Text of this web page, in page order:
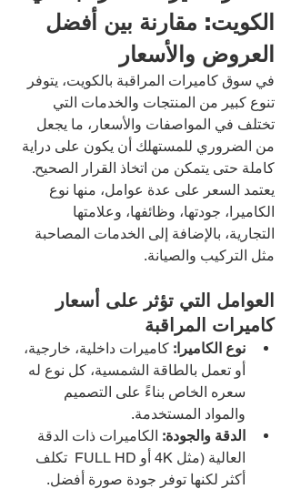
الكويت: مقارنة بين أفضل
العروض والأسعار
في سوق كاميرات المراقبة بالكويت، يتوفر
تنوع كبير من المنتجات والخدمات التي
تختلف في المواصفات والأسعار، ما يجعل
من الضروري للمستهلك أن يكون على دراية
كاملة حتى يتمكن من اتخاذ القرار الصحيح.
يعتمد السعر على عدة عوامل، منها نوع
الكاميرا، جودتها، وظائفها، وعلامتها
التجارية، بالإضافة إلى الخدمات المصاحبة
مثل التركيب والصيانة.
العوامل التي تؤثر على أسعار
كاميرات المراقبة
نوع الكاميرا: كاميرات داخلية، خارجية،
أو تعمل بالطاقة الشمسية، كل نوع له
سعره الخاص بناءً على التصميم
والمواد المستخدمة.
الدقة والجودة: الكاميرات ذات الدقة
العالية (مثل 4K أو FULL HD  تكلف
أكثر لكنها توفر جودة صورة أفضل.